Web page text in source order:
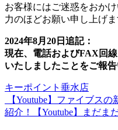
お客様にはご迷惑をおか
力のほどお願い申し上げま
2024年8月20日追記：
現在、電話およびFAX回
いたしましたことをご報告
キーポイント垂水店
投
稿
【Youtube】ファイブス
紹介！
【Youtube】まだ